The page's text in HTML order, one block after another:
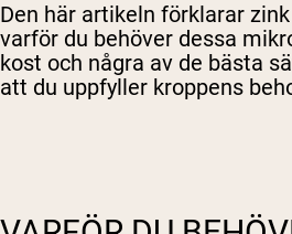
Den här artikeln förklarar
varför du behöver dessa
kost och några av de bästa
att du uppfyller kroppens